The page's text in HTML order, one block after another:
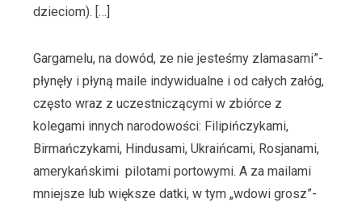
dzieciom). […]
Gargamelu, na dowód, ze nie jesteśmy zlamasami”-
płynęły i płyną maile indywidualne i od całych załóg,
często wraz z uczestniczącymi w zbiórce z
kolegami innych narodowości: Filipińczykami,
Birmańczykami, Hindusami, Ukraińcami, Rosjanami,
amerykańskimi pilotami portowymi. A za mailami
mniejsze lub większe datki, w tym „wdowi grosz”-